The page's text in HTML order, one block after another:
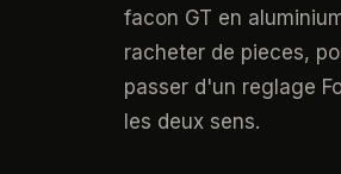
facon GT en
racheter de pieces,
passer d'un reglage
les deux sens.